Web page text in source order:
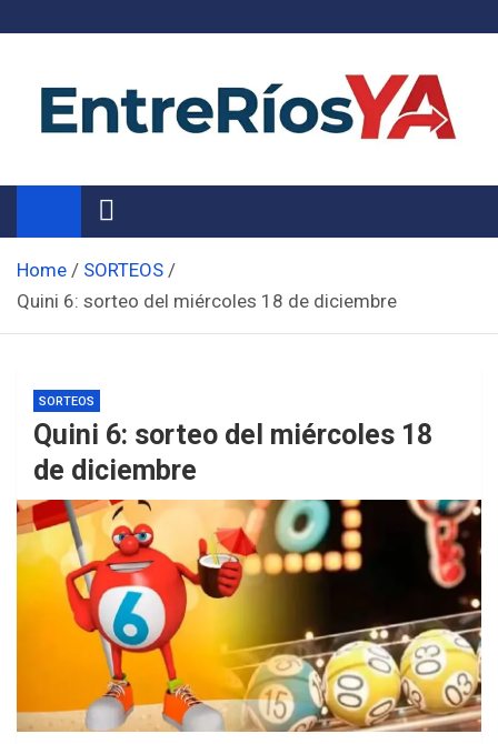
Noticias de Entre Ríos
Información de toda la provincia ahora
Home
SORTEOS
Quini 6: sorteo del miércoles 18 de diciembre
SORTEOS
Quini 6: sorteo del miércoles 18
de diciembre